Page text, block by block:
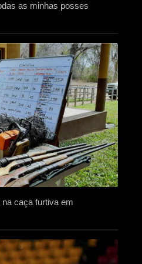
as minhas posses
caça furtiva em